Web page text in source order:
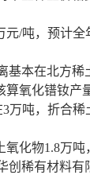
吨，预计全
本在北方
氧化镨钕产
，折合稀
化物1.8万吨
有材料有